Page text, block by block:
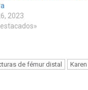
2023
de fémur distal